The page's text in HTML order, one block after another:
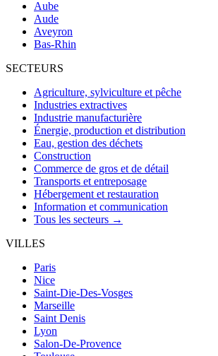
Aube
Aude
Aveyron
Bas-Rhin
SECTEURS
Agriculture, sylviculture et pêche
Industries extractives
Industrie manufacturière
Énergie, production et distribution
Eau, gestion des déchets
Construction
Commerce de gros et de détail
Transports et entreposage
Hébergement et restauration
Information et communication
Tous les secteurs →
VILLES
Paris
Nice
Saint-Die-Des-Vosges
Marseille
Saint Denis
Lyon
Salon-De-Provence